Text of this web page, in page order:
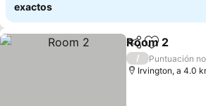
exactos
CompartirAñadir a
Room 2
/
Puntuación
Irvington, a 4.0